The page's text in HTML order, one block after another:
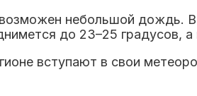
небольшой дождь.
до 23–25 градусов, а
вступают в свои